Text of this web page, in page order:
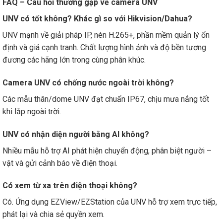
FAQ – Câu hỏi thường gặp về camera UNV
UNV có tốt không? Khác gì so với Hikvision/Dahua?
UNV mạnh về giải pháp IP, nén H.265+, phần mềm quản lý ổn
định và giá cạnh tranh. Chất lượng hình ảnh và độ bền tương
đương các hãng lớn trong cùng phân khúc.
Camera UNV có chống nước ngoài trời không?
Các mẫu thân/dome UNV đạt chuẩn IP67, chịu mưa nắng tốt
khi lắp ngoài trời.
UNV có nhận diện người bằng AI không?
Nhiều mẫu hỗ trợ AI phát hiện chuyển động, phân biệt người –
vật và gửi cảnh báo về điện thoại.
Có xem từ xa trên điện thoại không?
Có. Ứng dụng EZView/EZStation của UNV hỗ trợ xem trực tiếp,
phát lại và chia sẻ quyền xem.